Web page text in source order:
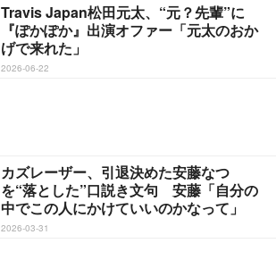
Travis Japan松田元太、“元？先輩”に
『ぽかぽか』出演オファー「元太のおか
げで来れた」
2026-06-22
カズレーザー、引退決めた安藤なつ
を“落とした”口説き文句 安藤「自分の
中でこの人にかけていいのかなって」
2026-03-31